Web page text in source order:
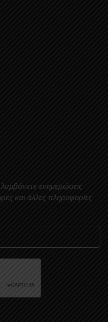
λαμβάνετε ενημερώσεις
και άλλες πληροφορίες